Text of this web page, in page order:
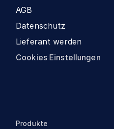
AGB
Datenschutz
Lieferant werden
Cookies Einstellungen
Produkte